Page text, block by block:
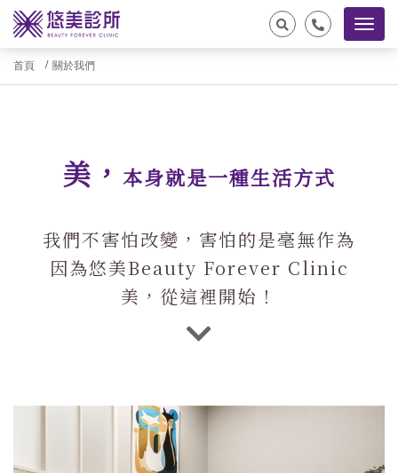
首頁 關於我們
美， 本身就是一種生活方式
我們不害怕改變，害怕的是毫無作為
因為悠美Beauty Forever Clinic
美，從這裡開始！